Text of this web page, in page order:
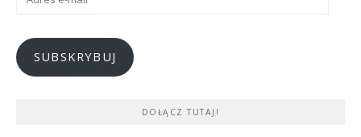
SUBSKRYBUJ
DOŁĄCZ TUTAJ!